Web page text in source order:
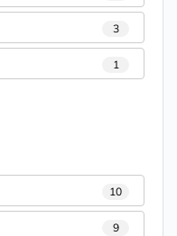
3
1
10
9